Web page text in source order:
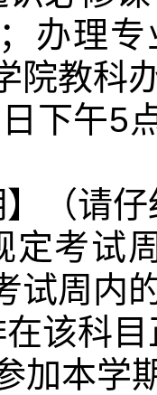
办理
院教科
日下午5
（请
定考试
试周内
该科
加本学